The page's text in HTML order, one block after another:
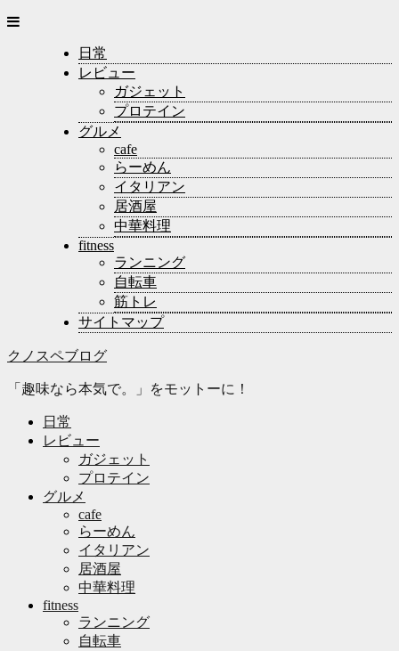
日常
レビュー
ガジェット
プロテイン
グルメ
cafe
らーめん
イタリアン
居酒屋
中華料理
fitness
ランニング
自転車
筋トレ
サイトマップ
クノスペブログ
「趣味なら本気で。」をモットーに！
日常
レビュー
ガジェット
プロテイン
グルメ
cafe
らーめん
イタリアン
居酒屋
中華料理
fitness
ランニング
自転車